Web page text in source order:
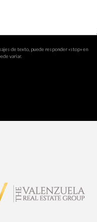
de texto, puede responder «stop» en
variar.